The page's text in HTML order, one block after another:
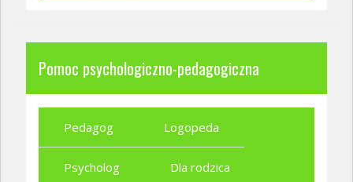
Pomoc psychologiczno-pedagogiczna
Pedagog Logopeda
Psycholog Dla rodzica